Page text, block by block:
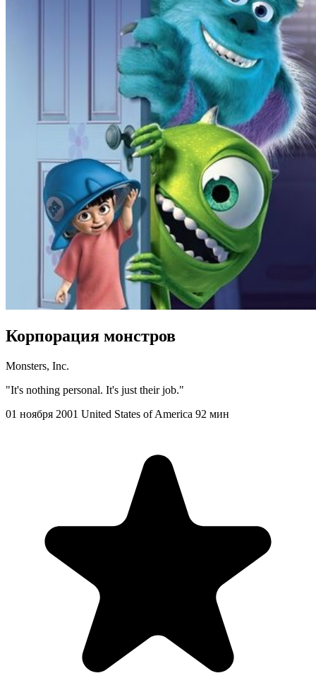
Корпорация монстров
Monsters, Inc.
"It's nothing personal. It's just their job."
01 ноября 2001 United States of America 92 мин